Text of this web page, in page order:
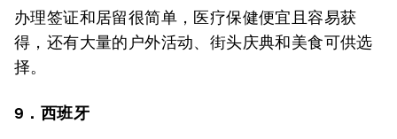
办理签证和居留很简单，医疗保健便宜且容易获
得，还有大量的户外活动、街头庆典和美食可供选
择。
9．西班牙